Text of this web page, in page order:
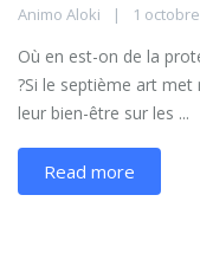
Animo Aloki 1
Où en est-on de la
?Si le septième art met
leur bien-être sur les ...
Read more